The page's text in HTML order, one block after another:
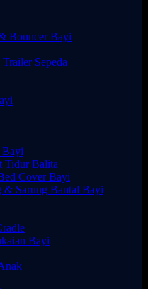
Bouncer Bayi
Sepeda
Bayi
Tidur Balita
Cover Bayi
& Sarung Bantal Bayi
Bayi